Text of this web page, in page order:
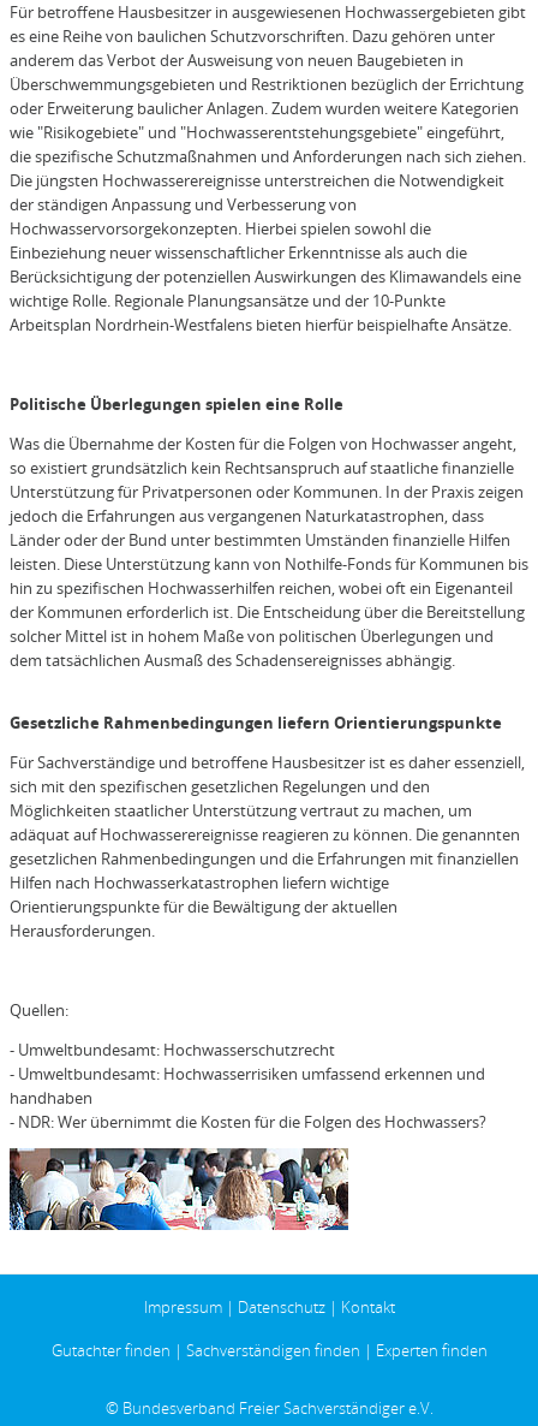
Für betroffene Hausbesitzer in ausgewiesenen Hochwassergebieten gibt
es eine Reihe von baulichen Schutzvorschriften. Dazu gehören unter
anderem das Verbot der Ausweisung von neuen Baugebieten in
Überschwemmungsgebieten und Restriktionen bezüglich der Errichtung
oder Erweiterung baulicher Anlagen. Zudem wurden weitere Kategorien
wie "Risikogebiete" und "Hochwasserentstehungsgebiete" eingeführt,
die spezifische Schutzmaßnahmen und Anforderungen nach sich ziehen.
Die jüngsten Hochwasserereignisse unterstreichen die Notwendigkeit
der ständigen Anpassung und Verbesserung von
Hochwasservorsorgekonzepten. Hierbei spielen sowohl die
Einbeziehung neuer wissenschaftlicher Erkenntnisse als auch die
Berücksichtigung der potenziellen Auswirkungen des Klimawandels eine
wichtige Rolle. Regionale Planungsansätze und der 10-Punkte
Arbeitsplan Nordrhein-Westfalens bieten hierfür beispielhafte Ansätze.
Politische Überlegungen spielen eine Rolle
Was die Übernahme der Kosten für die Folgen von Hochwasser angeht,
so existiert grundsätzlich kein Rechtsanspruch auf staatliche finanzielle
Unterstützung für Privatpersonen oder Kommunen. In der Praxis zeigen
jedoch die Erfahrungen aus vergangenen Naturkatastrophen, dass
Länder oder der Bund unter bestimmten Umständen finanzielle Hilfen
leisten. Diese Unterstützung kann von Nothilfe-Fonds für Kommunen bis
hin zu spezifischen Hochwasserhilfen reichen, wobei oft ein Eigenanteil
der Kommunen erforderlich ist. Die Entscheidung über die Bereitstellung
solcher Mittel ist in hohem Maße von politischen Überlegungen und
dem tatsächlichen Ausmaß des Schadensereignisses abhängig.
Gesetzliche Rahmenbedingungen liefern Orientierungspunkte
Für Sachverständige und betroffene Hausbesitzer ist es daher essenziell,
sich mit den spezifischen gesetzlichen Regelungen und den
Möglichkeiten staatlicher Unterstützung vertraut zu machen, um
adäquat auf Hochwasserereignisse reagieren zu können. Die genannten
gesetzlichen Rahmenbedingungen und die Erfahrungen mit finanziellen
Hilfen nach Hochwasserkatastrophen liefern wichtige
Orientierungspunkte für die Bewältigung der aktuellen
Herausforderungen.
Quellen:
- Umweltbundesamt: Hochwasserschutzrecht
- Umweltbundesamt: Hochwasserrisiken umfassend erkennen und
handhaben
- NDR: Wer übernimmt die Kosten für die Folgen des Hochwassers?
Impressum| Datenschutz| Kontakt
Gutachter finden | Sachverständigen finden | Experten finden
© Bundesverband Freier Sachverständiger e.V.